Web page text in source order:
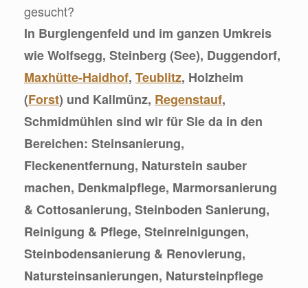
gesucht?
In Burglengenfeld und im ganzen Umkreis
wie Wolfsegg, Steinberg (See), Duggendorf,
Maxhütte-Haidhof, Teublitz, Holzheim
(Forst) und Kallmünz, Regenstauf,
Schmidmühlen sind wir für Sie da in den
Bereichen: Steinsanierung,
Fleckenentfernung, Naturstein sauber
machen, Denkmalpflege, Marmorsanierung
& Cottosanierung, Steinboden Sanierung,
Reinigung & Pflege, Steinreinigungen,
Steinbodensanierung & Renovierung,
Natursteinsanierungen, Natursteinpflege